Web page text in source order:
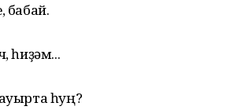
бабай.
һиҙәм...
һуң?